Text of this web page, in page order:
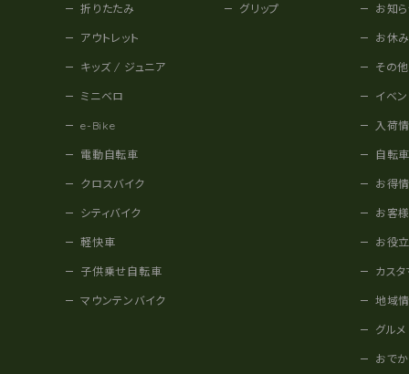
折りたたみ
アウトレット
キッズ / ジュニア
ミニベロ
e-Bike
電動自転車
クロスバイク
シティバイク
軽快車
子供乗せ自転車
マウンテンバイク
グリップ お知
お休
その
イベン
入荷
自転
お得
お客様
お役
カス
地域
グルメ
おで